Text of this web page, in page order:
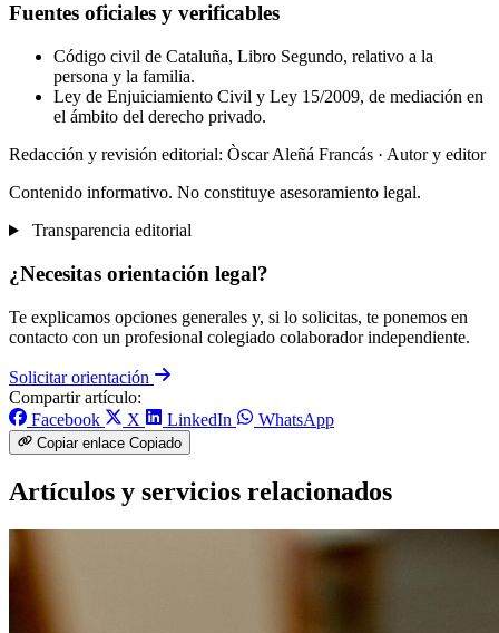
Fuentes oficiales y verificables
Código civil de Cataluña, Libro Segundo, relativo a la
persona y la familia.
Ley de Enjuiciamiento Civil y Ley 15/2009, de mediación en
el ámbito del derecho privado.
Redacción y revisión editorial: Òscar Aleñá Francás · Autor y editor
Contenido informativo. No constituye asesoramiento legal.
Transparencia editorial
¿Necesitas orientación legal?
Te explicamos opciones generales y, si lo solicitas, te ponemos en
contacto con un profesional colegiado colaborador independiente.
Solicitar orientación
Compartir artículo:
Facebook
X LinkedIn WhatsApp
Copiar enlace Copiado
Artículos y servicios relacionados